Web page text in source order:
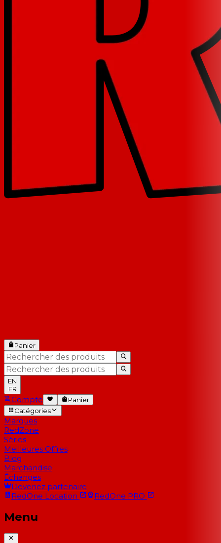
Panier
EN
FR
Compte
Panier
Catégories
Marques
RedZone
Séries
Meilleures Offres
Blog
Marchandise
Échanges
Devenez partenaire
RedOne Location RedOne PRO
Menu